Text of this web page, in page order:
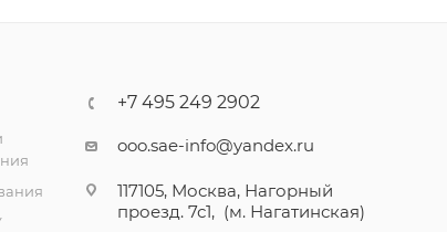
+7 495 249 2902
ooo.sae-info@yandex.ru
117105, Москва, Нагорный
проезд. 7с1, (м. Нагатинская)